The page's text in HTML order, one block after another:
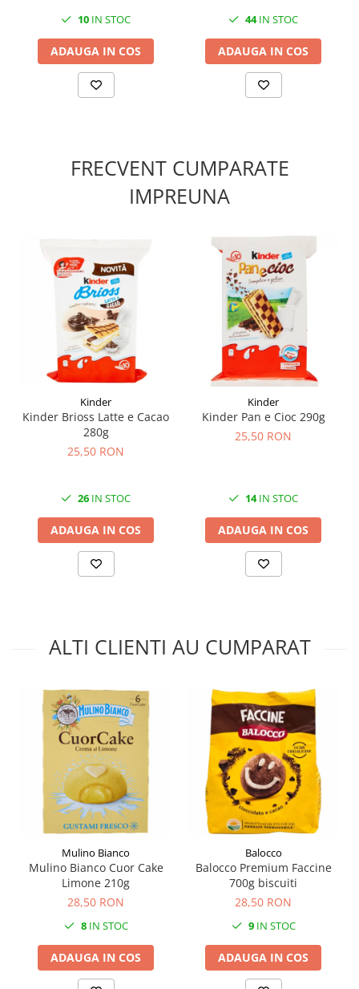
10 IN STOC
ADAUGA IN COS
44IN STOC
ADAUGA IN COS
FRECVENT CUMPARATE
IMPREUNA
Kinder
Kinder Brioss Latte e Cacao
280g
25,50 RON
26 IN STOC
ADAUGA IN COS
Kinder
Kinder Pan e Cioc 290g
25,50 RON
14IN STOC
ADAUGA IN COS
ALTI CLIENTI AU CUMPARAT
Mulino Bianco
Mulino Bianco Cuor Cake
Limone 210g
28,50 RON
8IN STOC
ADAUGA IN COS
Balocco
Balocco Premium Faccine
700g biscuiti
28,50 RON
9IN STOC
ADAUGA IN COS